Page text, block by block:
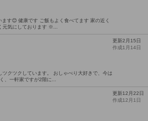
す😊 健康です ご飯もよく食べてます 家の近く
元気にしております ※...
クツクしています。 おしゃべり大好きで、今は
、一軒家ですが2階に...
更新2月15日
作成1月14日
更新12月22日
作成12月1日